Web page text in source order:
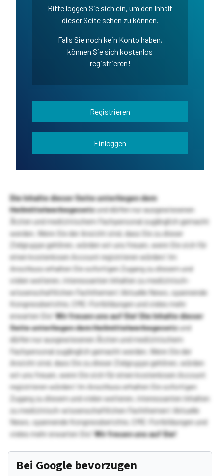
Bitte loggen Sie sich ein, um den Inhalt
dieser Seite sehen zu können.
Falls Sie noch kein Konto haben,
können Sie sich kostenlos
registrieren!
Registrieren
Einloggen
Die Inhalte dieser Seite unterliegen dem
Heilmittelwerbegesetzund dürfen nur ausgewiesenen
Ärzten und medizinischem Fachpersonal zugänglich gemacht
werden. Wenn Sie der Ansicht sind, dass Sie zu dieser
Zielgruppe gehören, würden wir uns freuen, wenn Sie sich für
einen kostenlosen Account registrieren würden! Im
Anschluss erhalten Sie sofortigen Zugang zu diesem und
vielen weiteren, interessanten Inhalten zu medizinisch-
wissenschaftlichen Fachthemen! Aktuelle News, spannende
Kongressberichte, CME-Fortbildungen und vieles mehr
erwarten Sie!Wir freuen uns auf Sie!Die Inhalte dieser
Seite unterliegen dem Heilmittelwerbegesetzund
dürfen nur ausgewiesenen Ärzten und medizinischem
Fachpersonal zugänglich gemacht werden. Wenn Sie der
Ansicht sind, dass Sie zu dieser Zielgruppe gehören, würden
wir uns freuen, wenn Sie sich für einen kostenlosen Account
registrieren würden! Im Anschluss erhalten Sie sofortigen
Zugang zu diesem und vielen weiteren, interessanten Inhalten
zu medizinisch-wissenschaftlichen Fachthemen! Aktuelle
News, spannende Kongressberichte, CME-Fortbildungen und
vieles mehr erwarten Sie!Wir freuen uns auf Sie!
Bei Google bevorzugen